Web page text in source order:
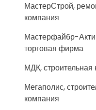
МастерСтрой,
компания
Мастерфайбр-
торговая фирма
МДК, строительная
Мегаполис,
компания